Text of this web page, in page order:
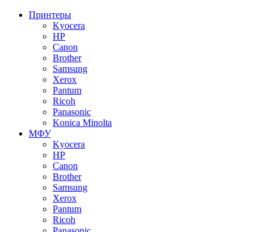
Принтеры
Kyocera
HP
Canon
Brother
Samsung
Xerox
Pantum
Ricoh
Panasonic
Konica Minolta
МФУ
Kyocera
HP
Canon
Brother
Samsung
Xerox
Pantum
Ricoh